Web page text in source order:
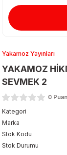
& Matara
Yakamoz Yayınları
YAKAMOZ
SEVMEK 2
0 Puan
Kategori
Marka
Stok Kodu
Stok Durumu